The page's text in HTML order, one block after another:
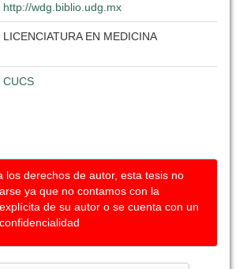
http://wdg.biblio.udg.mx
LICENCIATURA EN MEDICINA
CUCS
los derechos de autor, esta tesis no
ya que no contamos con la
de su autor o se cuenta con un